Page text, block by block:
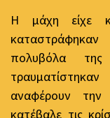
Η μάχη είχε
πολυβόλα
αναφέρουν
κατέβαλε τις